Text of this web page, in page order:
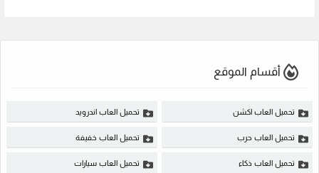
أقسام الموقع
تحميل العاب اكشن تحميل العاب اندرويد
تحميل العاب حرب تحميل العاب خفيفة
تحميل العاب ذكاء تحميل العاب سيارات